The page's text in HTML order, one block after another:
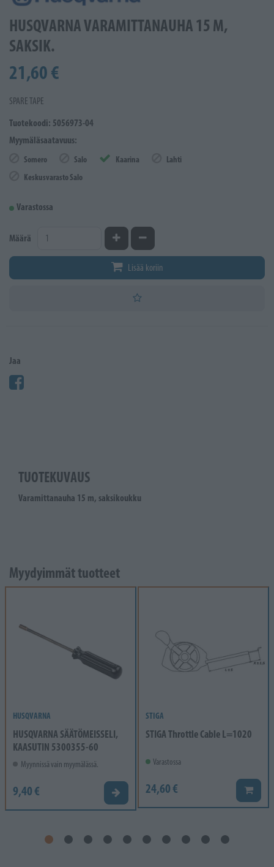
HUSQVARNA VARAMITTANAUHA 15 M,
SAKSIK.
21,60 €
SPARE TAPE
Tuotekoodi: 5056973-04
Myymäläsaatavuus:
Somero Salo Kaarina
Lahti
Keskusvarasto Salo
Varastossa
Määrä Kasvata määrääVähennä määrää
Lisää koriin
Jaa
TUOTEKUVAUS
Varamittanauha 15 m, saksikoukku
Myydyimmät tuotteet
HUSQVARNA
HUSQVARNA SÄÄTÖMEISSELI,
KAASUTIN 5300355-60
Myynnissä vain myymälässä.
9,40 € Valitse vaihtoehto
STIGA
STIGA Throttle Cable L=1020
Varastossa
24,60 € Lisää